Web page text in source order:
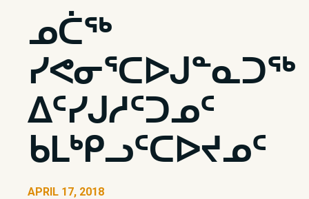
ᓄᑖᖅ
ᓯᕙᓂᕐᑕᐅᒍᓐᓇᑐᖅ
ᐃᑦᓯᒍᓱᑦᑐᓄᑦ
ᑲᒪᒃᑭᓗᑦᑕᐅᔪᓄᑦ
APRIL 17, 2018